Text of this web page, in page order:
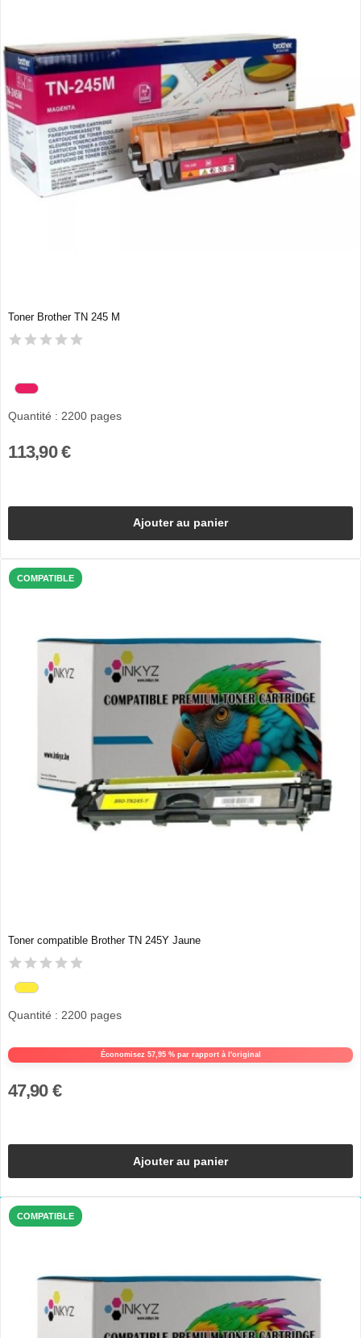
Toner Brother TN 245 M
Quantité : 2200 pages
113,90 €
Ajouter au panier
COMPATIBLE
Toner compatible Brother TN 245Y Jaune
Économisez 57,95 % par rapport à l'original
Quantité : 2200 pages
47,90 €
Ajouter au panier
COMPATIBLE